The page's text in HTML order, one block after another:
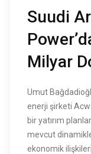
Suudi
Milyar
Umut
enerji şirketi
bir yatırım
mevcut
ekonomik